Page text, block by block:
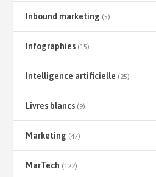
Inbound marketing (5)
Infographies (15)
Intelligence artificielle (25)
Livres blancs (9)
Marketing (47)
MarTech (122)